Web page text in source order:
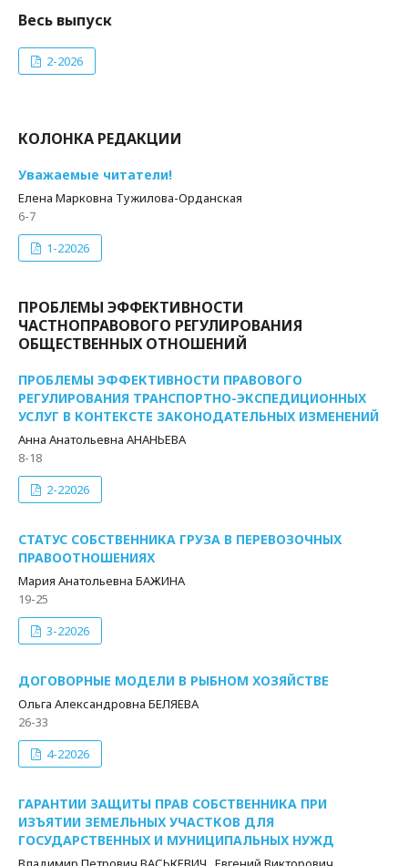
Весь выпуск
2-2026
КОЛОНКА РЕДАКЦИИ
Уважаемые читатели!
Елена Марковна Тужилова-Орданская
6-7
1-22026
ПРОБЛЕМЫ ЭФФЕКТИВНОСТИ
ЧАСТНОПРАВОВОГО РЕГУЛИРОВАНИЯ
ОБЩЕСТВЕННЫХ ОТНОШЕНИЙ
ПРОБЛЕМЫ ЭФФЕКТИВНОСТИ ПРАВОВОГО
РЕГУЛИРОВАНИЯ ТРАНСПОРТНО-ЭКСПЕДИЦИОННЫХ
УСЛУГ В КОНТЕКСТЕ ЗАКОНОДАТЕЛЬНЫХ ИЗМЕНЕНИЙ
Анна Анатольевна АНАНЬЕВА
8-18
2-22026
СТАТУС СОБСТВЕННИКА ГРУЗА В ПЕРЕВОЗОЧНЫХ
ПРАВООТНОШЕНИЯХ
Мария Анатольевна БАЖИНА
19-25
3-22026
ДОГОВОРНЫЕ МОДЕЛИ В РЫБНОМ ХОЗЯЙСТВЕ
Ольга Александровна БЕЛЯЕВА
26-33
4-22026
ГАРАНТИИ ЗАЩИТЫ ПРАВ СОБСТВЕННИКА ПРИ
ИЗЪЯТИИ ЗЕМЕЛЬНЫХ УЧАСТКОВ ДЛЯ
ГОСУДАРСТВЕННЫХ И МУНИЦИПАЛЬНЫХ НУЖД